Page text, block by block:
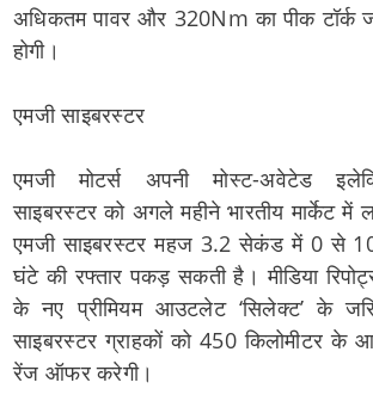
अधिकतम पावर और 320Nm का पीक टॉर्क
होगी।
एमजी साइबरस्टर
एमजी मोटर्स अपनी मोस्ट-अवेटेड
साइबरस्टर को अगले महीने भारतीय मार्केट में
एमजी साइबरस्टर महज 3.2 सेकंड में 0 से
घंटे की रफ्तार पकड़ सकती है। मीडिया
के नए प्रीमियम आउटलेट ‘सिलेक्ट’ के
साइबरस्टर ग्राहकों को 450 किलोमीटर के
रेंज ऑफर करेगी।